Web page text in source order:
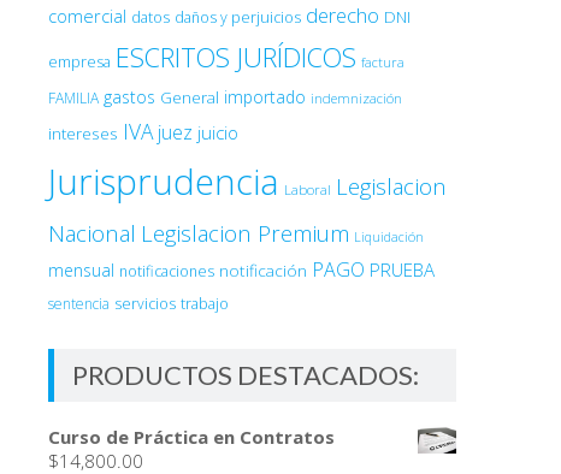
comercial datos daños y perjuicios derecho DNI
empresa ESCRITOS JURÍDICOS factura
FAMILIA gastos General importado indemnización
intereses IVA juez juicio
Jurisprudencia Laboral Legislacion
Nacional Legislacion Premium Liquidación
mensual notificaciones notificación PAGO PRUEBA
sentencia servicios trabajo
PRODUCTOS DESTACADOS:
Curso de Práctica en Contratos
$14,800.00